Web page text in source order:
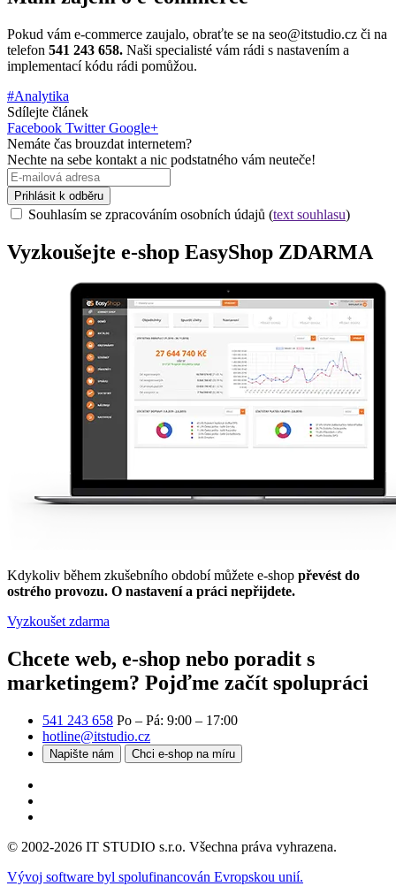
Pokud vám e-commerce zaujalo, obraťte se na seo@itstudio.cz či na
telefon 541 243 658. Naši specialisté vám rádi s nastavením a
implementací kódu rádi pomůžou.
#Analytika
Sdílejte článek
Facebook Twitter Google+
Nemáte čas brouzdat internetem?
Nechte na sebe kontakt a nic podstatného vám neuteče!
Prihlásit k odběru
Souhlasím se zpracováním osobních údajů (text souhlasu)
Vyzkoušejte e-shop EasyShop ZDARMA
Kdykoliv během zkušebního období můžete e-shop převést do
ostrého provozu. O nastavení a práci nepřijdete.
Vyzkoušet zdarma
Chcete web, e-shop nebo poradit s
marketingem? Pojďme začít spolupráci
541 243 658 Po – Pá: 9:00 – 17:00
hotline@itstudio.cz
Napište nám Chci e-shop na míru
© 2002-2026 IT STUDIO s.r.o. Všechna práva vyhrazena.
Vývoj software byl spolufinancován Evropskou unií.